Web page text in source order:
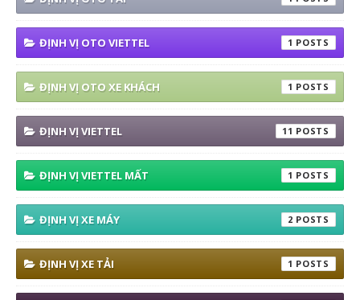
ĐỊNH VỊ OTO VIETTEL 1
ĐỊNH VỊ OTO XE KHÁCH 1
ĐỊNH VỊ VIETTEL 11
ĐỊNH VỊ VIETTEL MẤT 1
ĐỊNH VỊ XE MÁY 2
ĐỊNH VỊ XE TẢI 1